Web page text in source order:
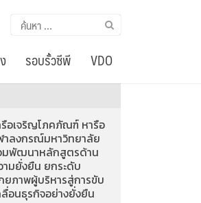
ค้นหา
รอบรั้วซีพี VDO
รือเจริญโภคภัณฑ์ หารือ
าลงกรณ์มหาวิทยาลัย
มพัฒนาหลักสูตรด้าน
ามยั่งยืน ยกระดับ
ยภาพผู้บริหารสู่การขับ
ลื่อนธุรกิจอย่างยั่งยืน